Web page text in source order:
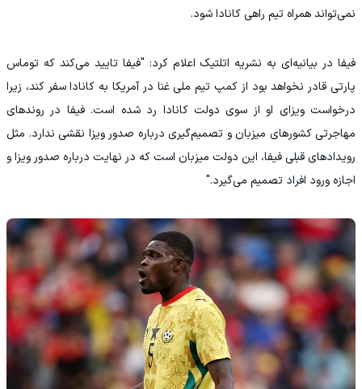
نمی‌تواند همراه تیم راهی کانادا شود.
فیفا در بیانیه‌ای به نشریه اتلتیک اعلام کرد: "فیفا تایید می‌کند که توماس
پارتی قادر نخواهد بود از کمپ تیم ملی غنا در آمریکا به کانادا سفر کند، زیرا
درخواست ویزای او از سوی دولت کانادا رد شده است. فیفا در روندهای
مهاجرتی کشورهای میزبان و تصمیم‌گیری درباره صدور ویزا نقشی ندارد. مثل
رویدادهای قبلی فیفا، این دولت میزبان است که در نهایت درباره صدور ویزا و
اجازه ورود افراد تصمیم می‌گیرد."